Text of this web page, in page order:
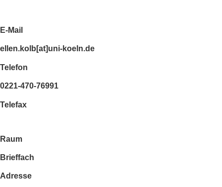
E-Mail
ellen.kolb[at]uni-koeln.de
Telefon
0221-470-76991
Telefax
Raum
Brieffach
Adresse